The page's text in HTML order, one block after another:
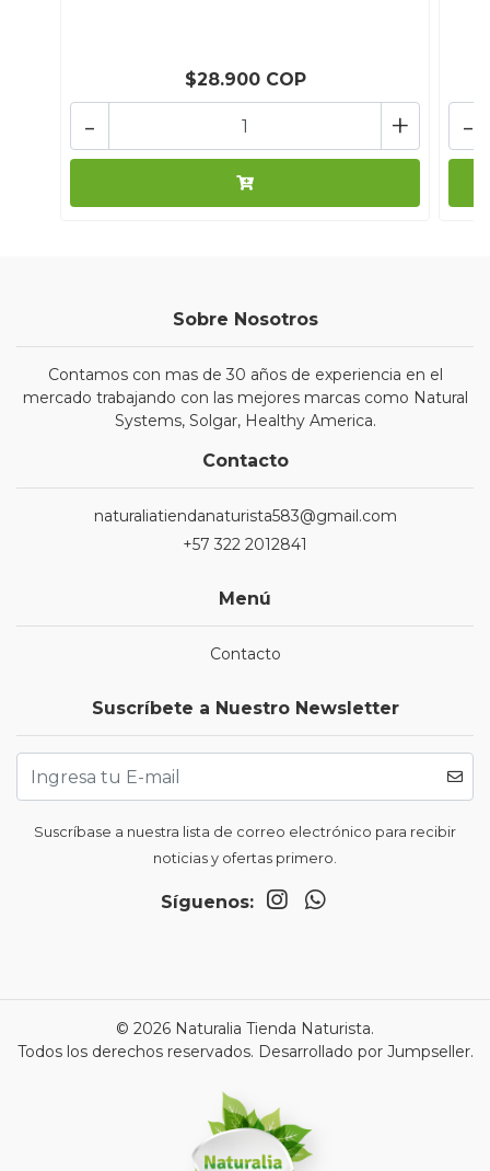
$28.900 COP
+
- -
Sobre Nosotros
Contamos con mas de 30 años de experiencia en el
mercado trabajando con las mejores marcas como Natural
Systems, Solgar, Healthy America.
Contacto
naturaliatiendanaturista583@gmail.com
+57 322 2012841
Menú
Contacto
Suscríbete a Nuestro Newsletter
Suscríbase a nuestra lista de correo electrónico para recibir
noticias y ofertas primero.
Síguenos:
© 2026 Naturalia Tienda Naturista.
Todos los derechos reservados. Desarrollado por Jumpseller.